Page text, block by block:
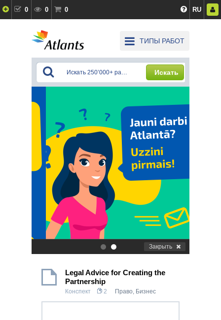
0 0 0 RU
ТИПЫ РАБОТ
Искать
. Закрыть
Legal Advice for Creating the
Partnership
Конспект 2 Право, Бизнес